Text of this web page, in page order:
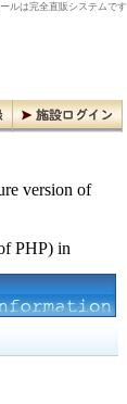
ルは完全直販システムです
version of
PHP) in